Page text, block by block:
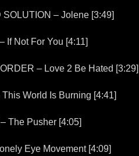
SOLUTION – Jolene [3:49]
If Not For You [4:11]
– Love 2 Be Hated [3:29]
World Is Burning [4:41]
The Pusher [4:05]
Eye Movement [4:09]